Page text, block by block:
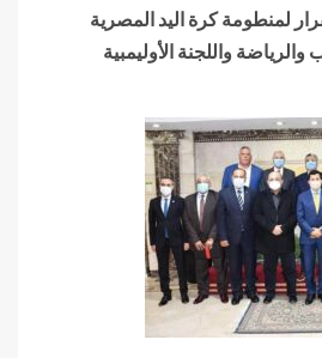
لمنطومة كرة اليد المصرية
واللجنة الأوليمبية